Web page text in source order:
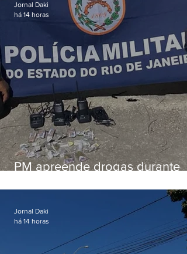
PM apreende drogas durante
Jornal Daki
há 14 horas
Jornal Daki
há 14 horas